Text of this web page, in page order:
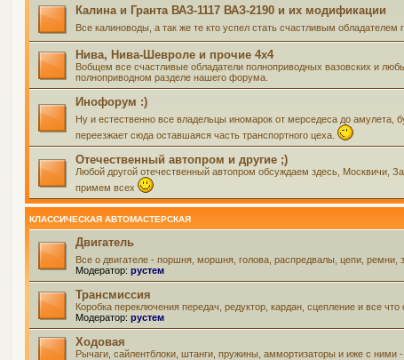
Калина и Гранта ВАЗ-1117 ВАЗ-2190 и их модификации
Все калиноводы, а так же те кто успел стать счастливым
Нива, Нива-Шевроле и прочие 4х4
Вобщем все счастливые обладатели полноприводных вазовских и
полноприводном разделе нашего форума.
Инофорум :)
Ну и естественно все владельцы иномарок от мерседеса до
переезжает сюда оставшаяся часть транспортного цеха.
Отечественный автопром и другие ;)
Любой другой отечественный автопром обсуждаем здесь, Москвичи,
примем всех
КЛАССИЧЕСКАЯ АВТОМАСТЕРСКАЯ
Двигатель
Все о двигателе - поршня, моршня, голова, распредвалы, цепи, ремни,
Модератор: рустем
Трансмиссия
Коробка переключения передач, редуктор, кардан, сцепление и все
Модератор: рустем
Ходовая
Рычаги, сайлентблоки, штанги, пружины, аммортизаторы и иже с